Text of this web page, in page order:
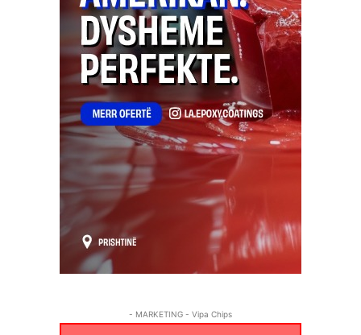
- MARKETING - Vipa Chips